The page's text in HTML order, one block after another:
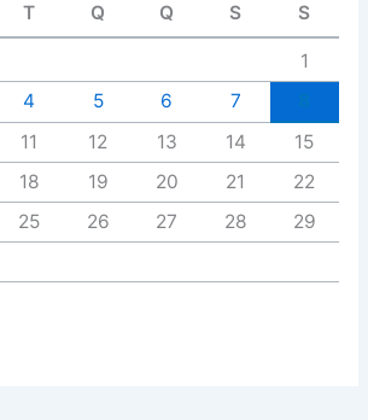
T Q Q S S
1
4 5 6 7
11 12 13 14
15
18 19 20 21
22
25 26 27 28
29